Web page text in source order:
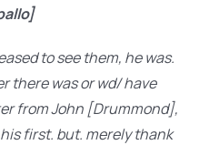
to see them, he was.
there was or wd/ have
from John [Drummond],
first. but. merely thank